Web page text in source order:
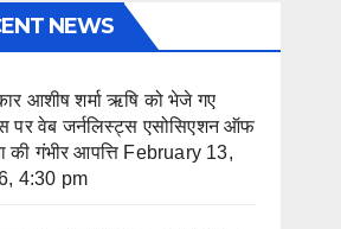
NEWS
आशीष शर्मा ऋषि को भेजे गए
पर वेब जर्नलिस्ट्स एसोसिएशन ऑफ
की गंभीर आपत्ति February 13,
4:30 pm